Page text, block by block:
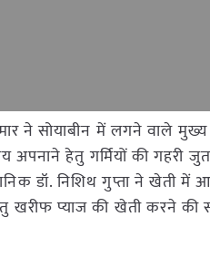
ने सोयाबीन में लगने वाले
अपनाने हेतु गर्मियों की
डॉ. निशिथ गुप्ता ने
खरीफ प्याज की खेती करने की